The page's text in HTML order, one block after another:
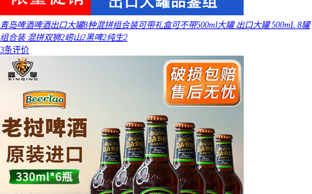
青岛啤酒啤酒出口大罐8种混拼组合装可带礼盒可不带500ml大罐 出口大罐 500mL 8罐
组合装 混拼双狮2崂山2黑啤2纯生2
3条评价